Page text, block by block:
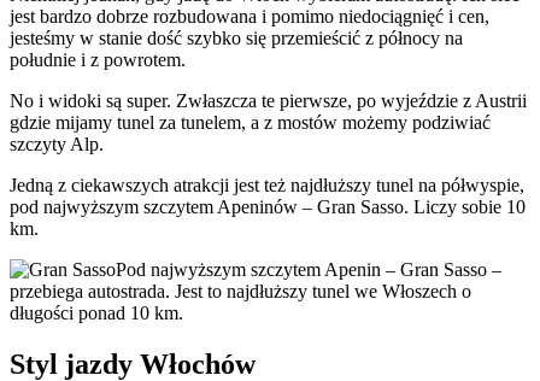
jest bardzo dobrze rozbudowana i pomimo niedociągnięć i cen,
jesteśmy w stanie dość szybko się przemieścić z północy na
południe i z powrotem.
No i widoki są super. Zwłaszcza te pierwsze, po wyjeździe z Austrii
gdzie mijamy tunel za tunelem, a z mostów możemy podziwiać
szczyty Alp.
Jedną z ciekawszych atrakcji jest też najdłuższy tunel na półwyspie,
pod najwyższym szczytem Apeninów – Gran Sasso. Liczy sobie 10
km.
Pod najwyższym szczytem Apenin – Gran Sasso –
przebiega autostrada. Jest to najdłuższy tunel we Włoszech o
długości ponad 10 km.
Styl jazdy Włochów